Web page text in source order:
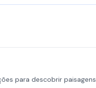
para descobrir paisagens